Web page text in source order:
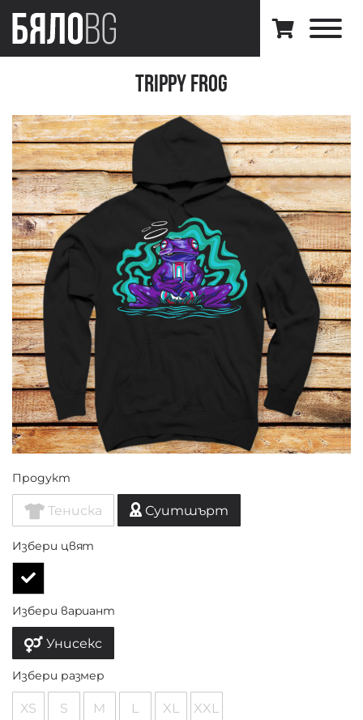
Trippy Frog
Продукт
Тениска Суитшърт
Избери цвят
Избери вариант
Унисекс
Избери размер
XS S M L XL XXL